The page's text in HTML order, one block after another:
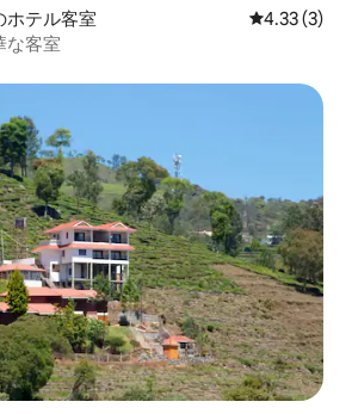
ホテル客室 レビュー3
4.33 (3)
な客室